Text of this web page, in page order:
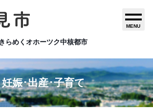
らめくオホーツク中核都市
MENU
妊娠･出産･子育て